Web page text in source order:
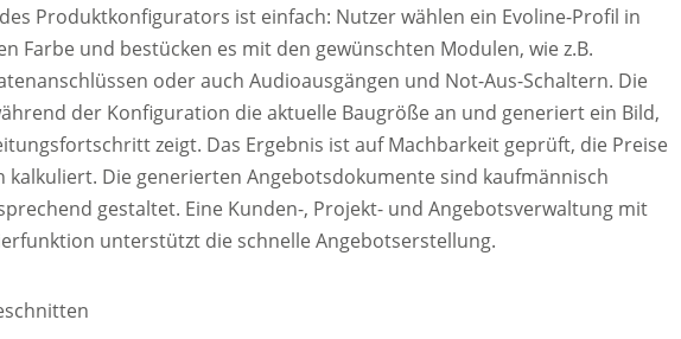
Produktkonfigurators ist einfach: Nutzer wählen ein Evoline-Profil in
Farbe und bestücken es mit den gewünschten Modulen, wie z.B.
oder auch Audioausgängen und Not-Aus-Schaltern. Die
der Konfiguration die aktuelle Baugröße an und generiert ein Bild,
zeigt. Das Ergebnis ist auf Machbarkeit geprüft, die Preise
kalkuliert. Die generierten Angebotsdokumente sind kaufmännisch
gestaltet. Eine Kunden-, Projekt- und Angebotsverwaltung mit
unterstützt die schnelle Angebotserstellung.